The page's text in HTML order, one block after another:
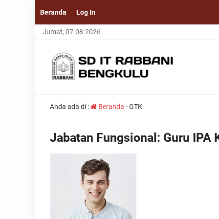
Beranda Log In
Jumat, 07-08-2026
Anda ada di : Beranda -GTK
Jabatan Fungsional: Guru IPA